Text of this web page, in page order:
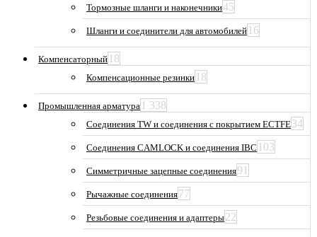
Тормозные шланги и наконечники45
Шланги и соединители для автомобилей 16
Компенсаторный 18
Компенсационные резинки 18
Промышленная арматура 1 338
Соединения TW и соединения с покрытием ECTFE34
Соединения CAMLOCK и соединения IBC 103
Симметричные зацепные соединения91
Рычажные соединения77
Резьбовые соединения и адаптеры22